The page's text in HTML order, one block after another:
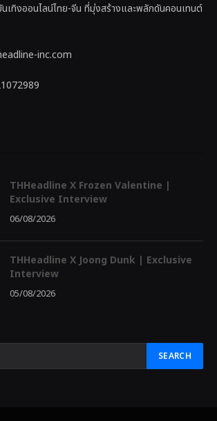
เทิงออนไลน์ไทย-จีน ที่มุ่งสร้างและพลักดันคอนเทนต์
inc.com
THHeadline X Frozen Valentine |
Exclusive Interview
06/08/2026
THHeadline X Joong Dunk | Exclusive
Interview
05/08/2026